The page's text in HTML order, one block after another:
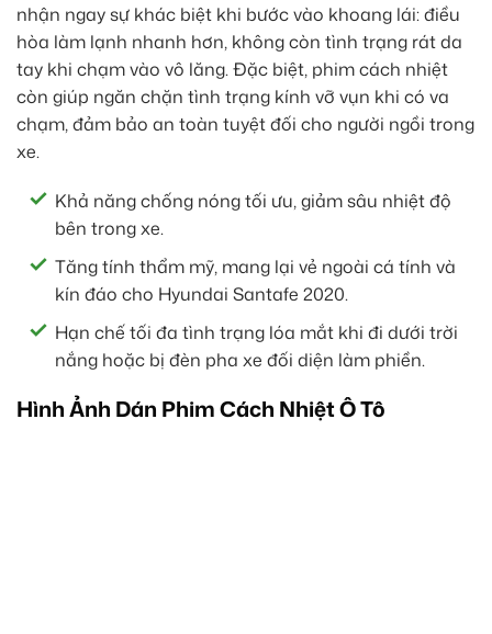
nhận ngay sự khác biệt khi bước vào khoang lái: điều
hòa làm lạnh nhanh hơn, không còn tình trạng rát da
tay khi chạm vào vô lăng. Đặc biệt, phim cách nhiệt
còn giúp ngăn chặn tình trạng kính vỡ vụn khi có va
chạm, đảm bảo an toàn tuyệt đối cho người ngồi trong
xe.
Khả năng chống nóng tối ưu, giảm sâu nhiệt độ
bên trong xe.
Tăng tính thẩm mỹ, mang lại vẻ ngoài cá tính và
kín đáo cho Hyundai Santafe 2020.
Hạn chế tối đa tình trạng lóa mắt khi đi dưới trời
nắng hoặc bị đèn pha xe đối diện làm phiền.
Hình Ảnh Dán Phim Cách Nhiệt Ô Tô